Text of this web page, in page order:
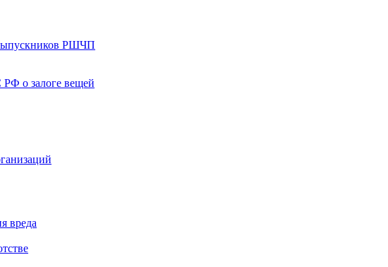
РШЧП
о залоге вещей
вреда